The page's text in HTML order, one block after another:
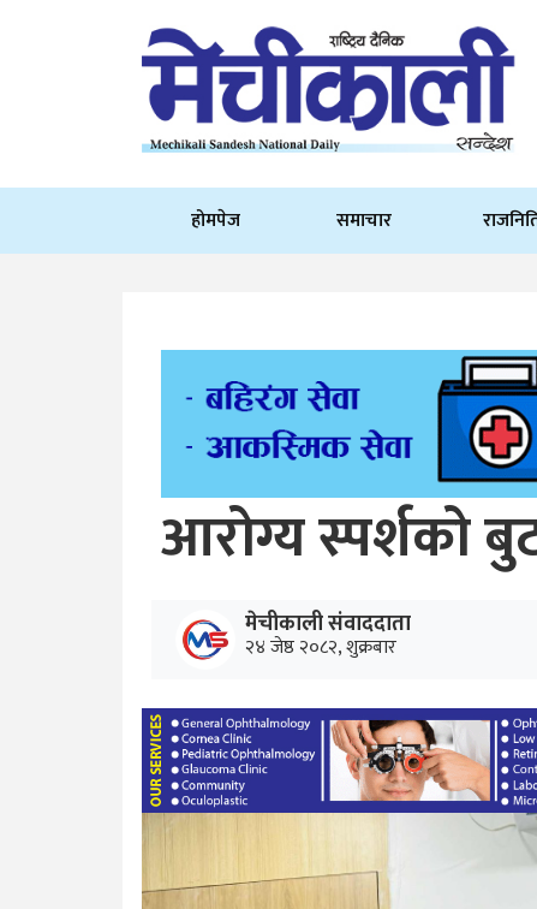
होमपेज समाचार
आरोग्य स्पर्शको
मेचीकाली संवाददाता
२४ जेष्ठ २०८२, शुक्रबार